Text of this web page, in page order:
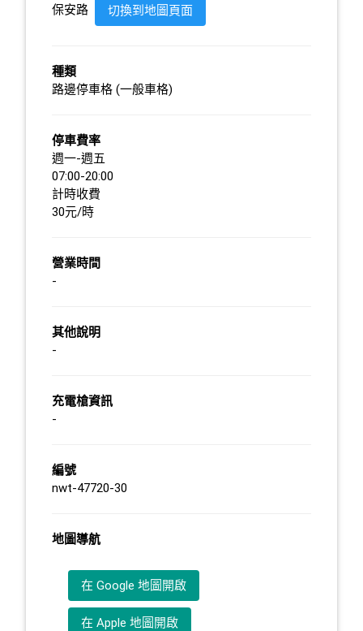
保安路 切換到地圖頁面
種類
路邊停車格 (一般車格)
停車費率
週一-週五
07:00-20:00
計時收費
30元/時
營業時間
-
其他說明
-
充電槍資訊
-
編號
nwt-47720-30
地圖導航
在 Google 地圖開啟
在 Apple 地圖開啟